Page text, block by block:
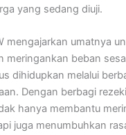
yang sedang diuji.
mengajarkan umatnya
meringankan beban
dihidupkan melalui
Dengan berbagi
hanya membantu
juga menumbuhkan